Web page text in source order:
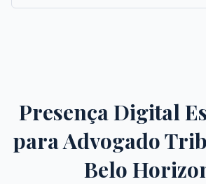
Presença Digital
paraAdvogado
Belo